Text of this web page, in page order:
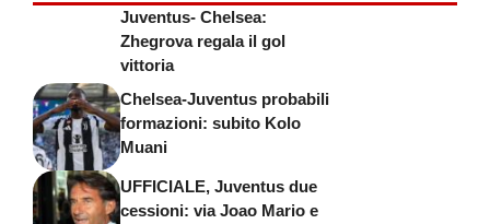
Juventus- Chelsea:
Zhegrova regala il gol
vittoria
Chelsea-Juventus probabili
formazioni: subito Kolo
Muani
UFFICIALE, Juventus due
cessioni: via Joao Mario e